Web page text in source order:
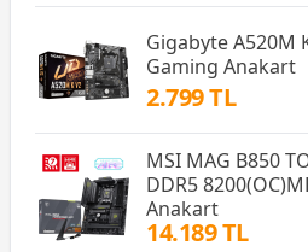
Gigabyte A520M
Gaming Anakart
2.799 TL
MSI MAG B850
DDR5
Anakart
14.189 TL